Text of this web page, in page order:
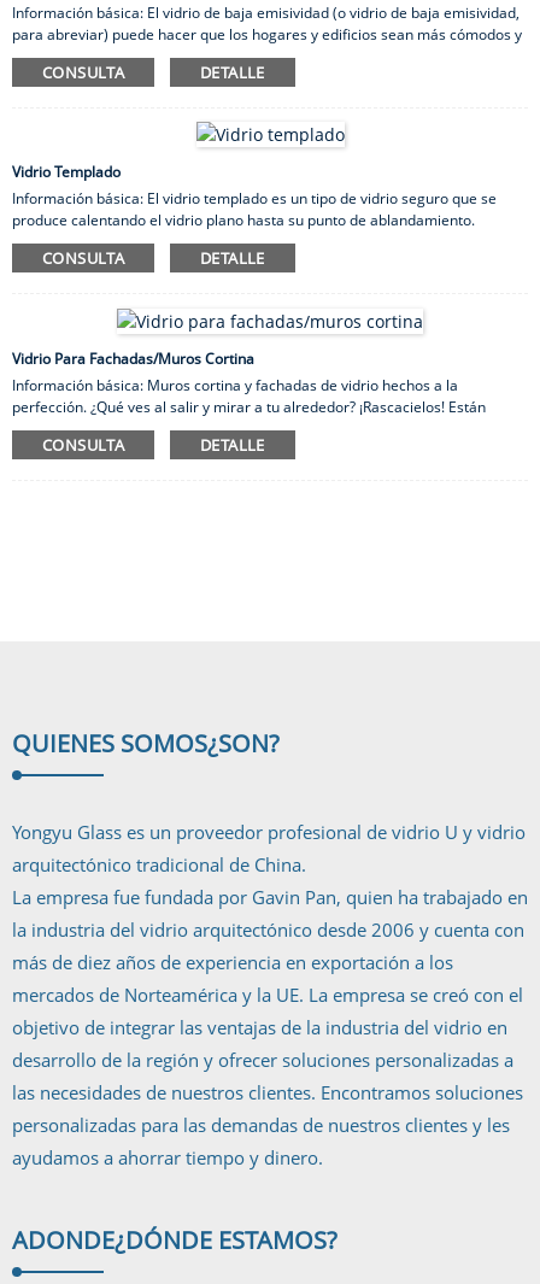
Información básica: El vidrio de baja emisividad (o vidrio de baja emisividad,
para abreviar) puede hacer que los hogares y edificios sean más cómodos y
energéticamente eficientes. Se han aplicado recubrimientos microscópicos
de metales preciosos como la plata al vidrio, que refleja el calor del sol. Al
luz natural a través de la ventana. Cuando se incorporan múltiples láminas
de vidrio en unidades de vidrio aislante (UGI), creando un espacio entre los
paneles, las UGI aíslan edificios y viviendas. Anuncio...
CONSULTA DETALLE
Vidrio Templado
Información básica: El vidrio templado es un tipo de vidrio seguro que se
produce calentando el vidrio plano hasta su punto de ablandamiento.
Posteriormente, se genera una tensión de compresión en su superficie y se
enfría de forma uniforme. De esta manera, la tensión de compresión se
se mantiene en la capa central. La tensión de tracción causada por la
presión externa se compensa con la fuerte tensión de compresión. Como
resultado, aumenta la seguridad del vidrio.
CONSULTA DETALLE
Vidrio Para Fachadas/muros Cortina
Información básica: Muros cortina y fachadas de vidrio hechos a la
perfección. ¿Qué ves al salir y mirar a tu alrededor? ¡Rascacielos! Están
dispersos por todas partes, y tienen algo impresionante. Su asombrosa
apariencia se ve reforzada por muros cortina de vidrio que añaden un toque
CONSULTA DETALLE
QUIENES SOMOS¿SON?
Yongyu Glass es un proveedor profesional de vidrio U y vidrio
arquitectónico tradicional de China.
La empresa fue fundada por Gavin Pan, quien ha trabajado en
la industria del vidrio arquitectónico desde 2006 y cuenta con
más de diez años de experiencia en exportación a los
mercados de Norteamérica y la UE. La empresa se creó con el
objetivo de integrar las ventajas de la industria del vidrio en
desarrollo de la región y ofrecer soluciones personalizadas a
las necesidades de nuestros clientes. Encontramos soluciones
personalizadas para las demandas de nuestros clientes y les
ayudamos a ahorrar tiempo y dinero.
ADONDE¿DÓNDE ESTAMOS?